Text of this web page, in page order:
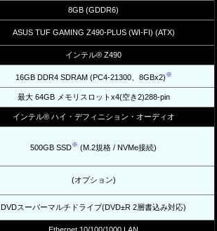
8GB (GDDR6)
ASUS TUF GAMING Z490-PLUS (WI-FI) (ATX)
インテル® Z490
16GB DDR4 SDRAM (PC4-21300、8GBx2) ※
最大 64GB メモリスロットx4(空き2)288-pin
インテル® ハイ・デフィニション・オーディオ
500GB SSD※ (M.2規格 / NVMe接続)
(オプション)
DVDスーパーマルチドライブ(DVD±R 2層書込み対応)